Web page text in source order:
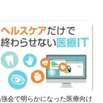
会で明らかになった医療向け